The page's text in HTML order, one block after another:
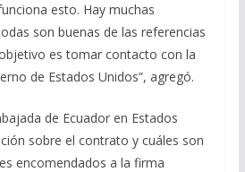
esto. Hay muchas
son buenas de las referencias
es tomar contacto con la
de Estados Unidos”, agregó.
de Ecuador en Estados
sobre el contrato y cuáles son
encomendados a la firma